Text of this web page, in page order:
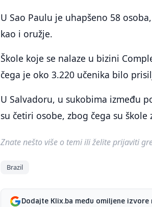
U Sao Paulu je uhapšeno 58
kao i oružje.
Škole koje se nalaze u bizini
čega je oko 3.220 učenika bilo
U Salvadoru, u sukobima između
su četiri osobe, zbog čega su
Znate nešto više o temi ili želite prijaviti
Brazil
Dodajte Klix.ba među omiljene izvore